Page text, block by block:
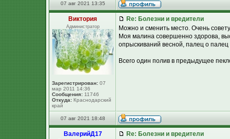
07 авг 2021 13:35
Виктория
Администратор
Зарегистрирован: 07
мар 2011 14:36
Сообщения: 11746
Откуда: Краснодарский
край
Re: Болезни и вредители
Можно и сменить место. Очень
Моя малина совершенно здорова,
опрыскиваний весной, палец о
Всего один полив в предыдущее
07 авг 2021 18:48
ВалерийД17
Re: Болезни и вредители